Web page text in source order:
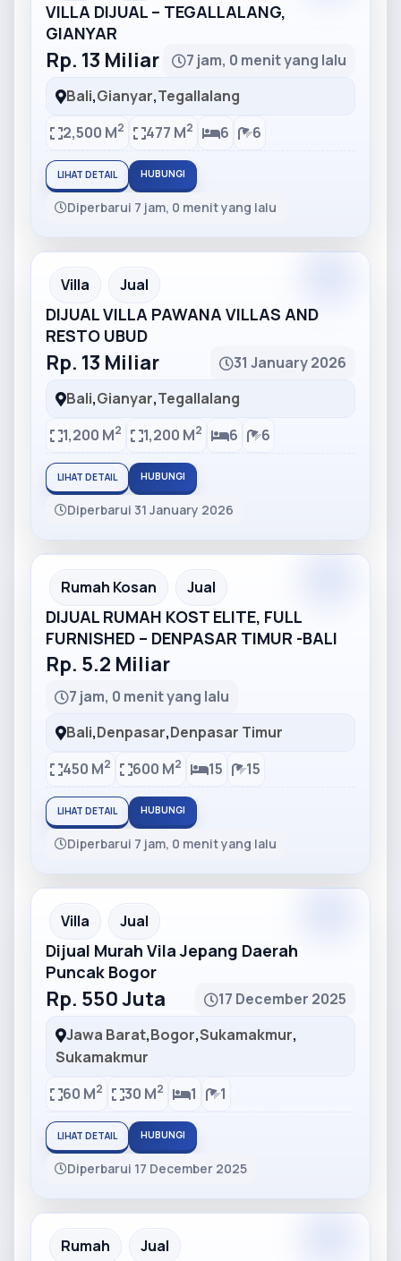
VILLA DIJUAL – TEGALLALANG,
GIANYAR
Rp. 13 Miliar
7 jam, 0 menit yang lalu
Bali,Gianyar,Tegallalang
2,500 M2 477 M2 6 6
LIHAT DETAIL HUBUNGI
Diperbarui 7 jam, 0 menit yang lalu
Partner Ad
Villa Jual
DIJUAL VILLA PAWANA VILLAS AND
RESTO UBUD
Rp. 13 Miliar
31 January 2026
Bali,Gianyar,Tegallalang
1,200 M2 1,200 M2 6 6
LIHAT DETAIL HUBUNGI
Diperbarui 31 January 2026
Partner Ad
Rumah Kosan Jual
DIJUAL RUMAH KOST ELITE, FULL
FURNISHED – DENPASAR TIMUR -BALI
Rp. 5.2 Miliar
7 jam, 0 menit yang lalu
Bali,Denpasar,Denpasar Timur
450 M2 600 M2 15 15
LIHAT DETAIL HUBUNGI
Diperbarui 7 jam, 0 menit yang lalu
Partner Ad
Villa Jual
Dijual Murah Vila Jepang Daerah
Puncak Bogor
Rp. 550 Juta
17 December 2025
Jawa Barat,Bogor,Sukamakmur,
Sukamakmur
60 M2 30 M2 1 1
LIHAT DETAIL HUBUNGI
Diperbarui 17 December 2025
Partner Ad
Rumah Jual